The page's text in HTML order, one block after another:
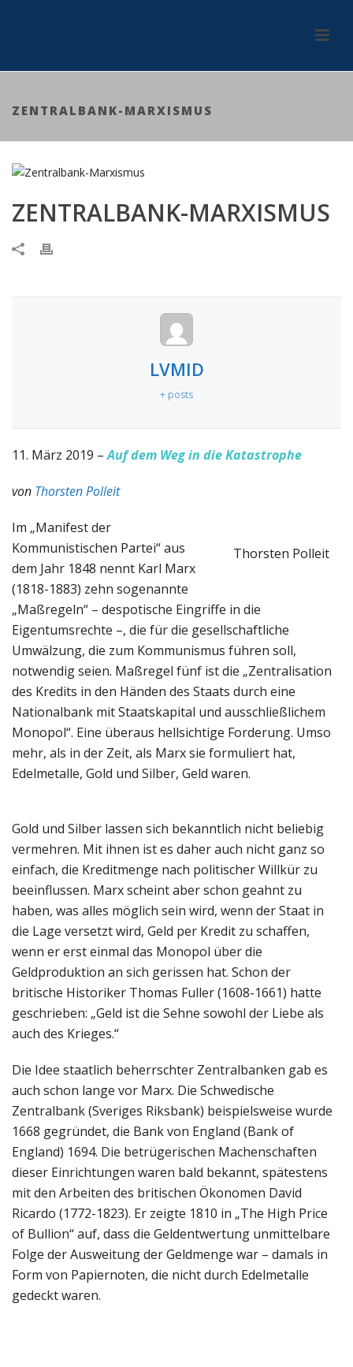
ZENTRALBANK-MARXISMUS
ZENTRALBANK-MARXISMUS
LVMID
+ posts
11. März 2019 –Auf dem Weg in die Katastrophe
von Thorsten Polleit
Thorsten Polleit
Im „Manifest der
Kommunistischen Partei“ aus
dem Jahr 1848 nennt Karl Marx
(1818-1883) zehn sogenannte
„Maßregeln“ – despotische Eingriffe in die
Eigentumsrechte –, die für die gesellschaftliche
Umwälzung, die zum Kommunismus führen soll,
notwendig seien. Maßregel fünf ist die „Zentralisation
des Kredits in den Händen des Staats durch eine
Nationalbank mit Staatskapital und ausschließlichem
Monopol“. Eine überaus hellsichtige Forderung. Umso
mehr, als in der Zeit, als Marx sie formuliert hat,
Edelmetalle, Gold und Silber, Geld waren.
Gold und Silber lassen sich bekanntlich nicht beliebig
vermehren. Mit ihnen ist es daher auch nicht ganz so
einfach, die Kreditmenge nach politischer Willkür zu
beeinflussen. Marx scheint aber schon geahnt zu
haben, was alles möglich sein wird, wenn der Staat in
die Lage versetzt wird, Geld per Kredit zu schaffen,
wenn er erst einmal das Monopol über die
Geldproduktion an sich gerissen hat. Schon der
britische Historiker Thomas Fuller (1608-1661) hatte
geschrieben: „Geld ist die Sehne sowohl der Liebe als
auch des Krieges.“
Die Idee staatlich beherrschter Zentralbanken gab es
auch schon lange vor Marx. Die Schwedische
Zentralbank (Sveriges Riksbank) beispielsweise wurde
1668 gegründet, die Bank von England (Bank of
England) 1694. Die betrügerischen Machenschaften
dieser Einrichtungen waren bald bekannt, spätestens
mit den Arbeiten des britischen Ökonomen David
Ricardo (1772-1823). Er zeigte 1810 in „The High Price
of Bullion“ auf, dass die Geldentwertung unmittelbare
Folge der Ausweitung der Geldmenge war – damals in
Form von Papiernoten, die nicht durch Edelmetalle
gedeckt waren.